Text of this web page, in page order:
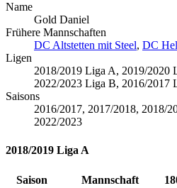
Name
Gold Daniel
Frühere Mannschaften
DC Altstetten mit Steel, DC
Ligen
2018/2019 Liga A, 2019/2020
2022/2023 Liga B, 2016/2017
Saisons
2016/2017, 2017/2018, 2018/
2022/2023
2018/2019 Liga A
Saison Mannschaft